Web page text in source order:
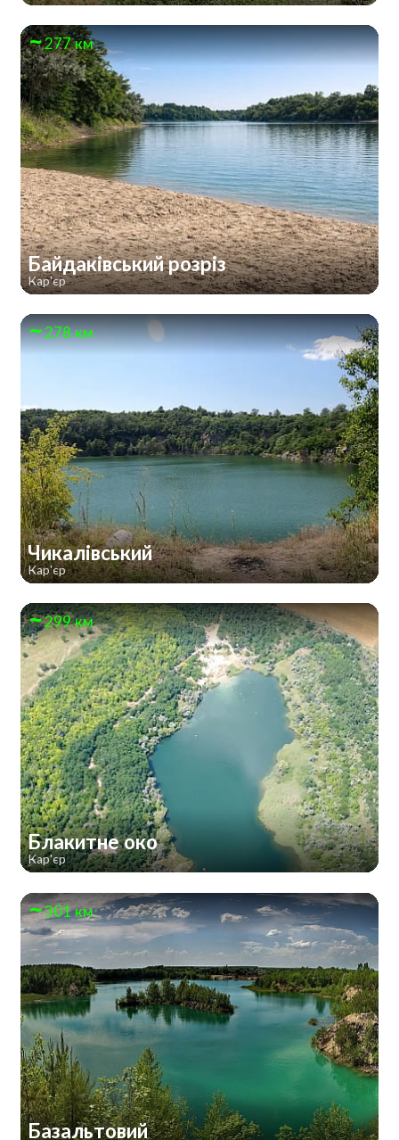
277 км
Байдаківський розріз
Кар'єр
278 км
Чикалівський
Кар'єр
299 км
Блакитне око
Кар'єр
301 км
Базальтовий